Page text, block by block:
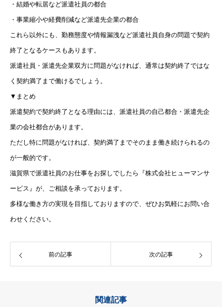
・結婚や転居など派遣社員の都合
・事業縮小や経費削減など派遣先企業の都合
これら以外にも、勤務態度や情報漏洩など派遣社員自身の問題で契約
終了となるケースもあります。
派遣社員・派遣先企業双方に問題がなければ、通常は契約終了ではな
く契約満了まで働けるでしょう。
▼まとめ
派遣契約で契約終了となる理由には、派遣社員の自己都合・派遣先企
業の会社都合があります。
ただし特に問題がなければ、契約満了までそのまま働き続けられるの
が一般的です。
滋賀県で派遣社員のお仕事をお探しでしたら『株式会社ヒューマンサ
ービス』が、ご相談を承っております。
多様な働き方の実現を目指しておりますので、ぜひお気軽にお問い合
わせください。
前の記事 次の記事
関連記事